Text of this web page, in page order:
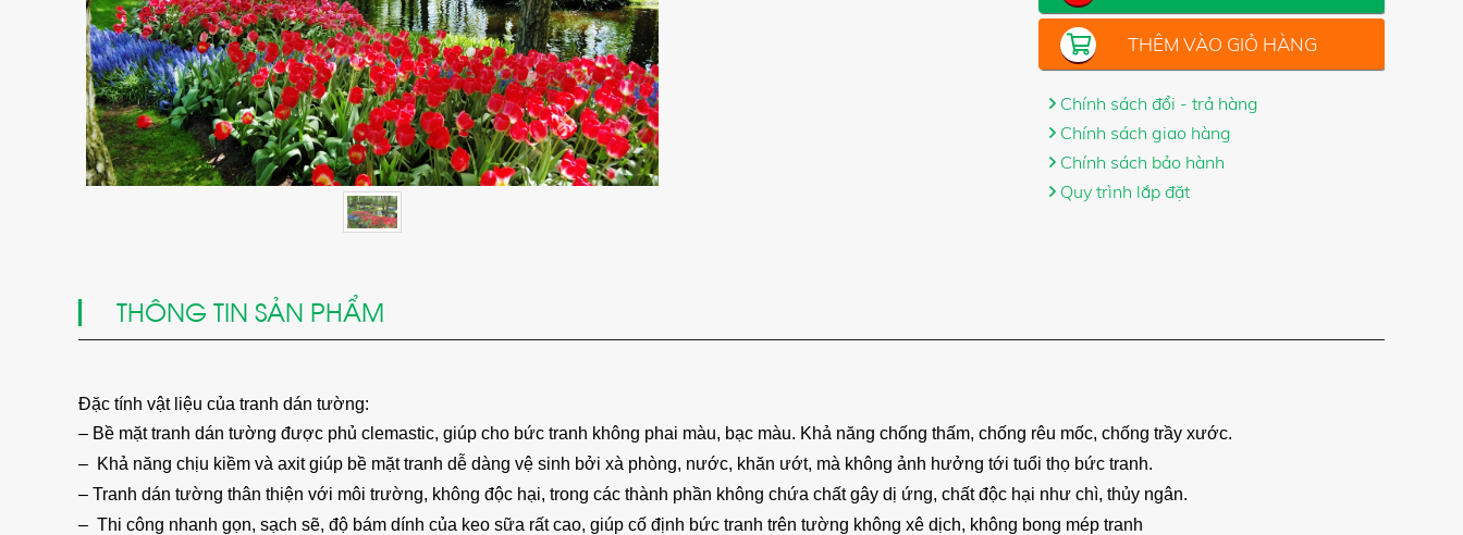
THÊM VÀO GIỎ HÀNG
Chính sách đổi - trả hàng
Chính sách giao hàng
Chính sách bảo hành
Quy trình lắp đặt
THÔNG TIN SẢN PHẨM
Đặc tính vật liệu của tranh dán tường:
– Bề mặt tranh dán tường được phủ clemastic, giúp cho bức tranh không phai màu, bạc màu. Khả năng chống thấm, chống rêu mốc, chống trầy xước.
– Khả năng chịu kiềm và axit giúp bề mặt tranh dễ dàng vệ sinh bởi xà phòng, nước, khăn ướt, mà không ảnh hưởng tới tuổi thọ bức tranh.
– Tranh dán tường thân thiện với môi trường, không độc hại, trong các thành phần không chứa chất gây dị ứng, chất độc hại như chì, thủy ngân.
– Thi công nhanh gọn, sạch sẽ, độ bám dính của keo sữa rất cao, giúp cố định bức tranh trên tường không xê dịch, không bong mép tranh